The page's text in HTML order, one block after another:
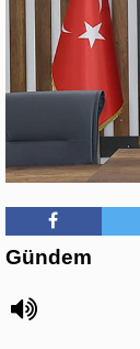
Gündem